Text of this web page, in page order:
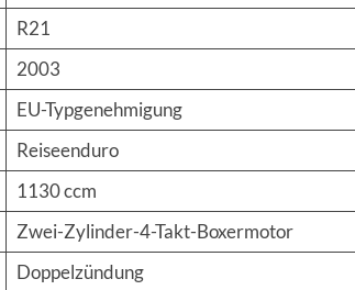
R21
2003
EU-Typgenehmigung
Reiseenduro
1130 ccm
Zwei-Zylinder-4-Takt-Boxermotor
Doppelzündung